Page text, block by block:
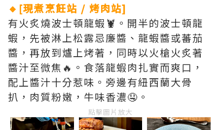
🔸[現煮烹飪站 / 烤肉站]
有火炙燒波士頓龍蝦🦞。開半的波士頓龍
蝦，先被淋上松露忌廉醬、龍蝦醬或蕃茄
醬，再放到爐上烤著，同時以火槍火炙著
醬汁至微焦🔥。食落龍蝦肉扎實而爽口，
配上醬汁十分惹味。旁邊有紐西蘭大骨
扒，肉質粉嫩，牛味香濃🤤。
點擊圖片放大